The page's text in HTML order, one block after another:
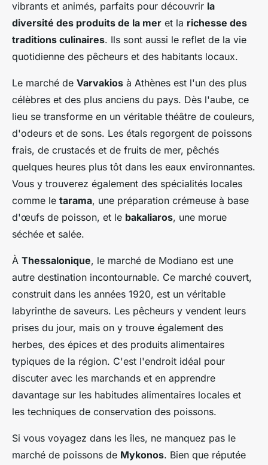
vibrants et animés, parfaits pour découvrir la
diversité des produits de la mer et la richesse des
traditions culinaires. Ils sont aussi le reflet de la vie
quotidienne des pêcheurs et des habitants locaux.
Le marché de Varvakios à Athènes est l'un des plus
célèbres et des plus anciens du pays. Dès l'aube, ce
lieu se transforme en un véritable théâtre de couleurs,
d'odeurs et de sons. Les étals regorgent de poissons
frais, de crustacés et de fruits de mer, pêchés
quelques heures plus tôt dans les eaux environnantes.
Vous y trouverez également des spécialités locales
comme le tarama, une préparation crémeuse à base
d'œufs de poisson, et le bakaliaros, une morue
séchée et salée.
À Thessalonique, le marché de Modiano est une
autre destination incontournable. Ce marché couvert,
construit dans les années 1920, est un véritable
labyrinthe de saveurs. Les pêcheurs y vendent leurs
prises du jour, mais on y trouve également des
herbes, des épices et des produits alimentaires
typiques de la région. C'est l'endroit idéal pour
discuter avec les marchands et en apprendre
davantage sur les habitudes alimentaires locales et
les techniques de conservation des poissons.
Si vous voyagez dans les îles, ne manquez pas le
marché de poissons de Mykonos. Bien que réputée